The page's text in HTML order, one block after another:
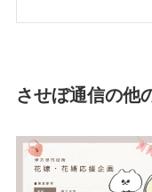
させぼ通信の他